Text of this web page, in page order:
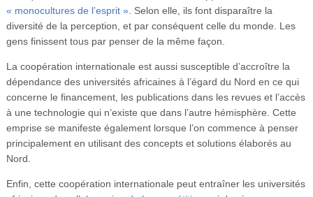
« monocultures de l’esprit ». Selon elle, ils font disparaître la
diversité de la perception, et par conséquent celle du monde. Les
gens finissent tous par penser de la même façon.
La coopération internationale est aussi susceptible d’accroître la
dépendance des universités africaines à l’égard du Nord en ce qui
concerne le financement, les publications dans les revues et l’accès
à une technologie qui n’existe que dans l’autre hémisphère. Cette
emprise se manifeste également lorsque l’on commence à penser
principalement en utilisant des concepts et solutions élaborés au
Nord.
Enfin, cette coopération internationale peut entraîner les universités